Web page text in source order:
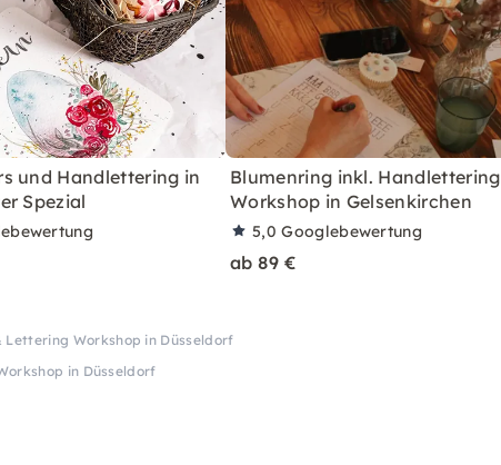
und Handlettering in
Spezial
Blumenring inkl. Handlettering
Workshop in Gelsenkirchen
5,0Googlebewertung
ab 89 €
Lettering Workshop in Düsseldorf
in Düsseldorf